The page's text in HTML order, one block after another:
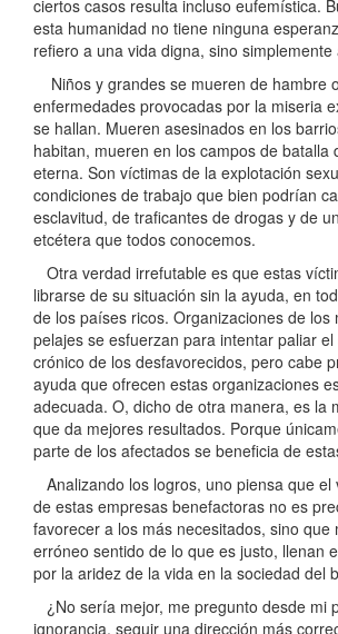
ciertos casos resulta incluso eufemística.
esta humanidad no tiene ninguna
refiero a una vida digna, sino simplemente
Niños y grandes se mueren de hambre
enfermedades provocadas por la miseria
se hallan. Mueren asesinados en los
habitan, mueren en los campos de batalla
eterna. Son víctimas de la explotación
condiciones de trabajo que bien podrían
esclavitud, de traficantes de drogas y de
etcétera que todos conocemos.
Otra verdad irrefutable es que estas
librarse de su situación sin la ayuda, en
de los países ricos. Organizaciones de los
pelajes se esfuerzan para intentar paliar
crónico de los desfavorecidos, pero cabe
ayuda que ofrecen estas organizaciones
adecuada. O, dicho de otra manera, es la
que da mejores resultados. Porque
parte de los afectados se beneficia de
Analizando los logros, uno piensa que el
de estas empresas benefactoras no es
favorecer a los más necesitados, sino que
erróneo sentido de lo que es justo, llenan
por la aridez de la vida en la sociedad del
¿No sería mejor, me pregunto desde mi
ignorancia, seguir una dirección más